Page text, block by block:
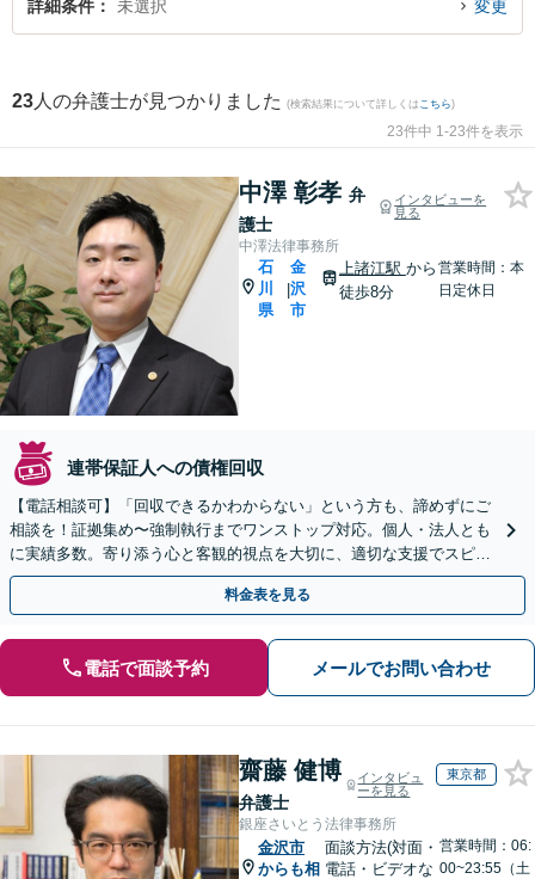
詳細条件 未選択 変更
23 人の弁護士が見つかりました (検索結果について詳しくは こちら)
23件中 1-23件を表示
中澤 彰孝 弁
護士
インタビューを
見る
中澤法律事務所
石
川
県
|
金
沢
市
上諸江駅 から
徒歩8分
営業時間：本
日定休日
連帯保証人への債権回収
【電話相談可】「回収できるかわからない」という方も、諦めずにご
相談を！証拠集め〜強制執行までワンストップ対応。個人・法人とも
に実績多数。寄り添う心と客観的視点を大切に、適切な支援でスピー
ド解決を目指します【完全個室】駐車場完備／上諸江駅8分
料金表を見る
電話で面談予約 メールでお問い合わせ
齋藤 健博
弁護士
インタビュ
ーを見る
東京都
銀座さいとう法律事務所
金沢市
からも相
面談方法(対面・
電話・ビデオな
営業時間：06:
00~23:55（土